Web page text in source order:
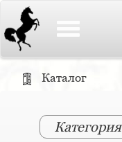
Каталог
Категория